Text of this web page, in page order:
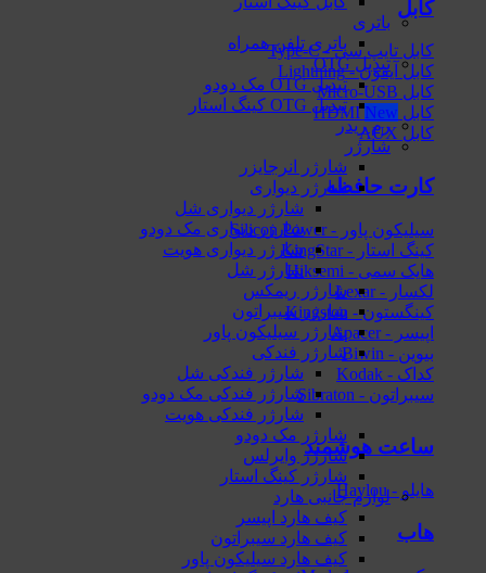
کابل
کابل تایپ سی - Type-C
کابل آیفون - Lightning
کابل Micro-USB
کابل HDMI
کابل AUX
کارت حافظه
سیلیکون پاور - Silicon Power
کینگ استار - KingStar
هایک‌ سمی - Hiksemi
لکسار - Lexar
کینگستون - Kingston
اپیسر - Apacer
بیوین - Biwin
کداک - Kodak
سیبراتون - Sibraton
ساعت هوشمند
هایلو - Haylou
هاب
باتری
باتری تلفن همراه
تبدیل OTG
تبدیل OTG مک دودو
تبدیل OTG کینگ استار
رم ریدر
شارژر
شارژر انرجایزر
شارژر دیواری
شارژر دیواری شل
شارژر دیواری مک دودو
شارژر دیواری هویت
شارژر شل
شارژر ریمکس
شارژر سیبراتون
شارژر سیلیکون پاور
شارژر فندکی
شارژر فندکی شل
شارژر فندکی مک دودو
شارژر فندکی هویت
شارژر مک دودو
شارژر وایرلس
شارژر کینگ استار
لوازم جانبی هارد
کیف هارد اپیسر
کیف هارد سیبراتون
کیف هارد سیلیکون پاور